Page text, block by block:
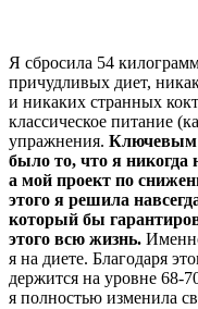
Я сбросила 54
причудливых диет,
и никаких странных
классическое питание
упражнения. Ключевым
было то, что я никогда
а мой проект по
этого я решила
который бы
этого всю жизнь.
я на диете. Благодаря
держится на уровне 68-
я полностью изменила